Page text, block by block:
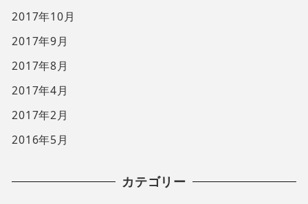
2017年10月
2017年9月
2017年8月
2017年4月
2017年2月
2016年5月
カテゴリー